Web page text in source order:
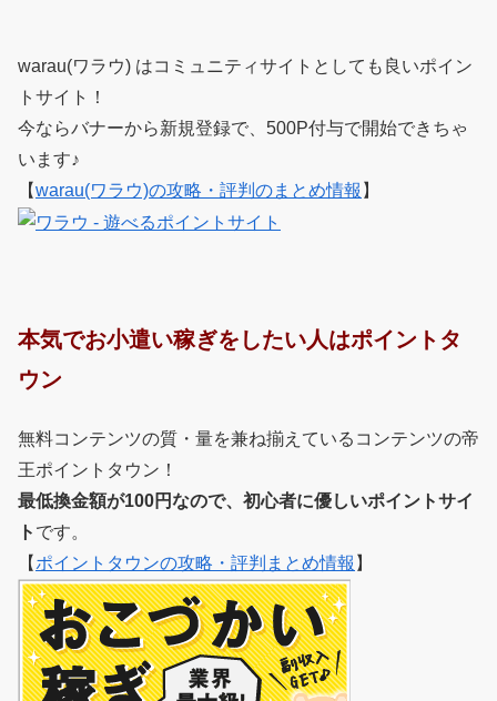
warau(ワラウ) はコミュニティサイトとしても良いポイン
トサイト！
今ならバナーから新規登録で、500P付与で開始できちゃ
います♪
【warau(ワラウ)の攻略・評判のまとめ情報 】
本気でお小遣い稼ぎをしたい人はポイントタ
ウン
無料コンテンツの質・量を兼ね揃えているコンテンツの帝
王ポイントタウン！
最低換金額が100円なので、初心者に優しいポイントサイ
ト です。
【 ポイントタウンの攻略・評判まとめ情報 】